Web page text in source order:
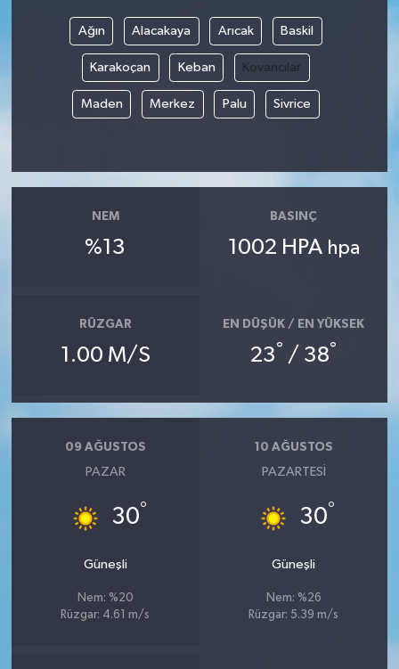
Ağın Alacakaya Arıcak Baskil
Karakoçan Keban Kovancılar
Maden Merkez Palu Sivrice
NEM
%13
BASINÇ
1002 HPA hpa
RÜZGAR
1.00 M/S
EN DÜŞÜK / EN YÜKSEK
23° / 38°
09 AĞUSTOS
PAZAR
30°
Güneşli
Nem: %20
Rüzgar: 4.61 m/s
10 AĞUSTOS
PAZARTESI
30°
Güneşli
Nem: %26
Rüzgar: 5.39 m/s